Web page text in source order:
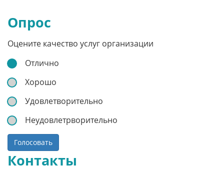
Опрос
Оцените качество услуг организации
Отлично
Хорошо
Удовлетворительно
Неудовлетрворительно
Голосовать
Контакты